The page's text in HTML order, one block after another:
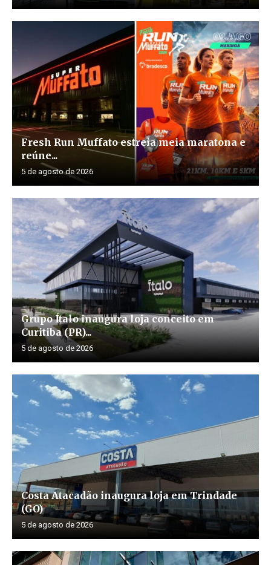
Fresh Run Muffato estreia meia maratona e
reúne...
5 de agosto de 2026
Grupo Ítalo inaugura loja conceito em
Curitiba (PR)...
5 de agosto de 2026
Costa Atacadão inaugura loja em Trindade
(GO)
5 de agosto de 2026